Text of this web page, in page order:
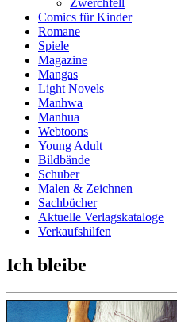
Zwerchfell
Comics für Kinder
Romane
Spiele
Magazine
Mangas
Light Novels
Manhwa
Manhua
Webtoons
Young Adult
Bildbände
Schuber
Malen & Zeichnen
Sachbücher
Aktuelle Verlagskataloge
Verkaufshilfen
Ich bleibe